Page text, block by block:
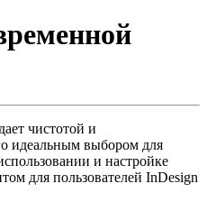
чистотой и
идеальным выбором для
и настройке
для пользователей InDesign